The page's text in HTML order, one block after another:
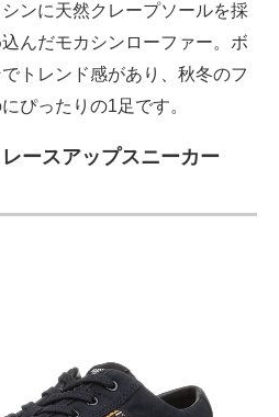
ンに天然クレープソールを採
んだモカシンローファー。ボ
トレンド感があり、秋冬のフ
ぴったりの1足です。
ースアップスニーカー